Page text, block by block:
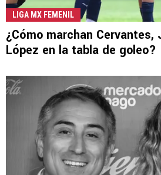
LIGA MX FEMENIL
¿Cómo marchan Cervantes,
López en la tabla de goleo?